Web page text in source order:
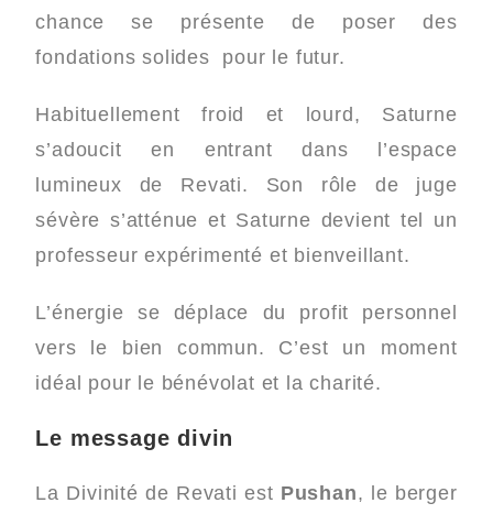
chance se présente de poser des
fondations solides
​ pour le futur.
Habituellement froid et lourd, Saturne
s’adoucit en entrant dans l’espace
lumineux de Revati. Son rôle de juge
sévère s’atténue et Saturne devient tel un
professeur expérimenté et bienveillant.
L’énergie se déplace du profit personnel
vers le bien commun. C’est un moment
idéal pour le bénévolat et la charité.
Le message divin
La Divinité de Revati est Pushan, le berger